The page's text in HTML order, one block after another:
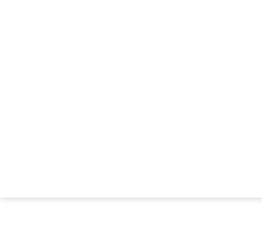
Shop